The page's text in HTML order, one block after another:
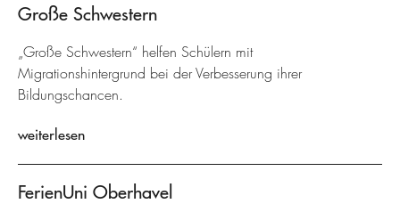
Große Schwestern
„Große Schwestern“ helfen Schülern mit
Migrationshintergrund bei der Verbesserung ihrer
Bildungschancen.
weiterlesen
FerienUni Oberhavel